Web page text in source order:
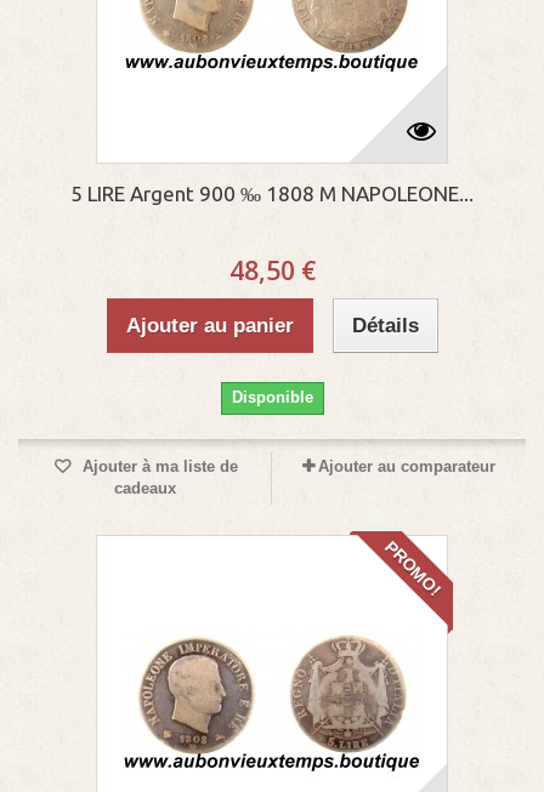
5 LIRE Argent 900 ‰ 1808 M NAPOLEONE...
48,50 €
Ajouter au panier Détails
Disponible
Ajouter à ma liste de
cadeaux
Ajouter au comparateur
PROMO!